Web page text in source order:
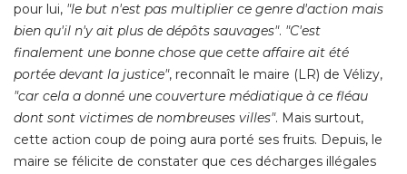
pour lui, "le but n'est pas multiplier ce genre d'action mais
bien qu'il n'y ait plus de dépôts sauvages". "C'est
finalement une bonne chose que cette affaire ait été
portée devant la justice", reconnaît le maire (LR) de Vélizy,
"car cela a donné une couverture médiatique à ce fléau
dont sont victimes de nombreuses villes". Mais surtout,
cette action coup de poing aura porté ses fruits. Depuis, le
maire se félicite de constater que ces décharges illégales